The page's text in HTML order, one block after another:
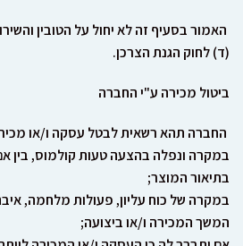
האמור בסעיף זה לא יחול על הטובין
(ד)לחוק הגנת הצרכן.
ביטול מכירה ע"י החברה
החברה תהא רשאית לבטל עסקה ו/או
במקרה ונפלה בהצעה טעות קולמוס,בין
בתיאור המוצר;
במקרה של כוח עליון,פעולות מלחמה,
המשך המכירה ו/או ביצועה;